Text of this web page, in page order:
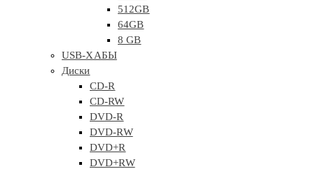
512GB
64GB
8 GB
USB-ХАБЫ
Диски
CD-R
CD-RW
DVD-R
DVD-RW
DVD+R
DVD+RW